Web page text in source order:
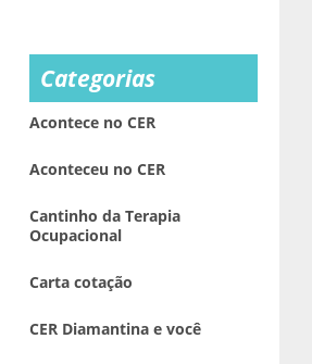
Categorias
Acontece no CER
Aconteceu no CER
Cantinho da Terapia
Ocupacional
Carta cotação
CER Diamantina e você